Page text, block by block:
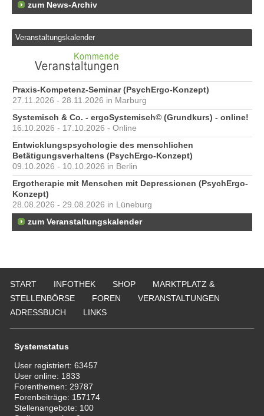
zum News-Archiv
Veranstaltungskalender
Praxis-Kompetenz-Seminar (PsychErgo-Konzept)
27.11.2026 - 28.11.2026 in Marburg
Systemisch & Co. - ergoSystemisch© (Grundkurs) - online!
16.10.2026 - 17.10.2026 - Online
Entwicklungspsychologie des menschlichen
Betätigungsverhaltens (PsychErgo-Konzept)
09.10.2026 - 10.10.2026 in Berlin
Ergotherapie mit Menschen mit Depressionen (PsychErgo-
Konzept)
28.08.2026 - 29.08.2026 in Lüneburg
zum Veranstaltungskalender
START INFOTHEK SHOP
MARKTPLATZ &
STELLENBÖRSE
FOREN
VERANSTALTUNGEN
ADRESSBUCH
LINKS
Systemstatus
User registriert:63457
User online: 1833
Forenthemen: 29787
Forenbeiträge: 157174
Stellenangebote: 100